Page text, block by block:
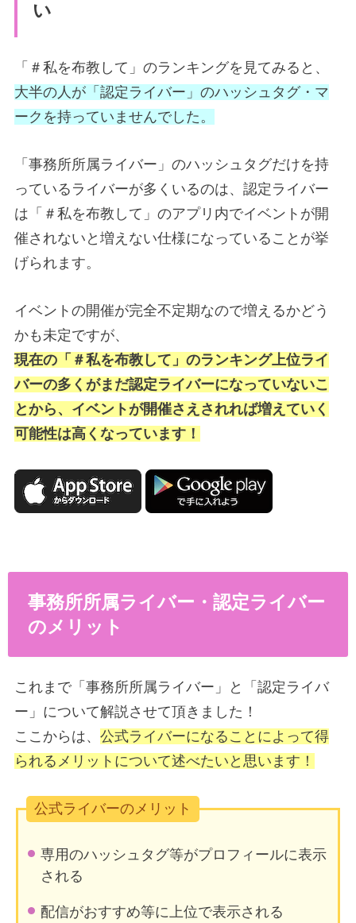
い
「＃私を布教して」のランキングを見てみると、
大半の人が「認定ライバー」のハッシュタグ・マ
ークを持っていませんでした。
「事務所所属ライバー」のハッシュタグだけを持
っているライバーが多くいるのは、認定ライバー
は「＃私を布教して」のアプリ内でイベントが開
催されないと増えない仕様になっていることが挙
げられます。
イベントの開催が完全不定期なので増えるかどう
かも未定ですが、
現在の「＃私を布教して」のランキング上位ライ
バーの多くがまだ認定ライバーになっていないこ
とから、イベントが開催さえされれば増えていく
可能性は高くなっています！
事務所所属ライバー・認定ライバー
のメリット
これまで「事務所所属ライバー」と「認定ライバ
ー」について解説させて頂きました！
ここからは、 公式ライバーになることによって得
られるメリットについて述べたいと思います！
公式ライバーのメリット
専用のハッシュタグ等がプロフィールに表示
される
配信がおすすめ等に上位で表示される